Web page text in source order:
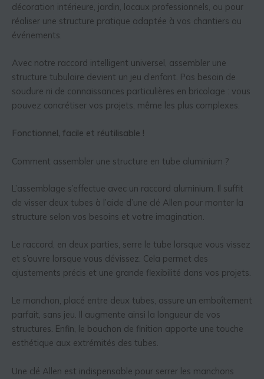
décoration intérieure, jardin, locaux professionnels, ou pour
réaliser une structure pratique adaptée à vos chantiers ou
événements.
Avec notre raccord intelligent universel, assembler une
structure tubulaire devient un jeu d’enfant. Pas besoin de
soudure ni de connaissances particulières en bricolage : vous
pouvez concrétiser vos projets, même les plus complexes.
Fonctionnel, facile et réutilisable !
Comment assembler une structure en tube aluminium ?
L’assemblage s’effectue avec un raccord aluminium. Il suffit
de visser deux tubes à l’aide d’une clé Allen pour monter la
structure selon vos besoins et votre imagination.
Le raccord, en deux parties, serre le tube lorsque vous vissez
et s’ouvre lorsque vous dévissez. Cela permet des
ajustements précis et une grande flexibilité dans vos projets.
Le manchon, placé entre deux tubes, assure un emboîtement
parfait, sans jeu. Il augmente ainsi la longueur de vos
structures. Enfin, le bouchon de finition apporte une touche
esthétique aux extrémités des tubes.
Une clé Allen est indispensable pour serrer les manchons